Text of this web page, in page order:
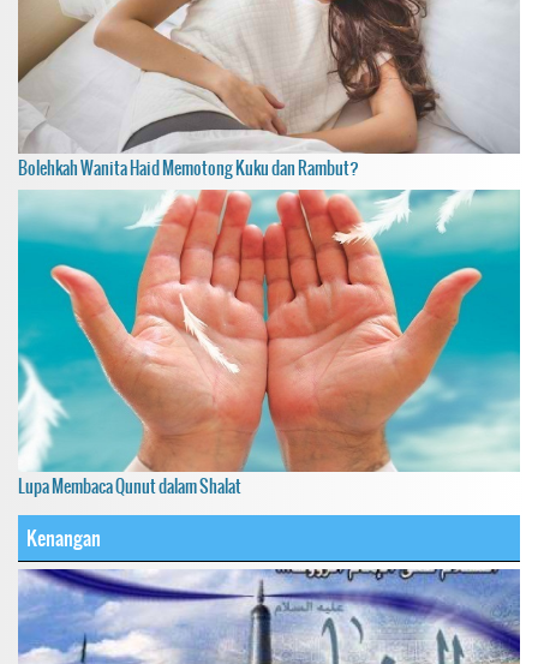
Bolehkah Wanita Haid Memotong Kuku dan Rambut?
Lupa Membaca Qunut dalam Shalat
Kenangan